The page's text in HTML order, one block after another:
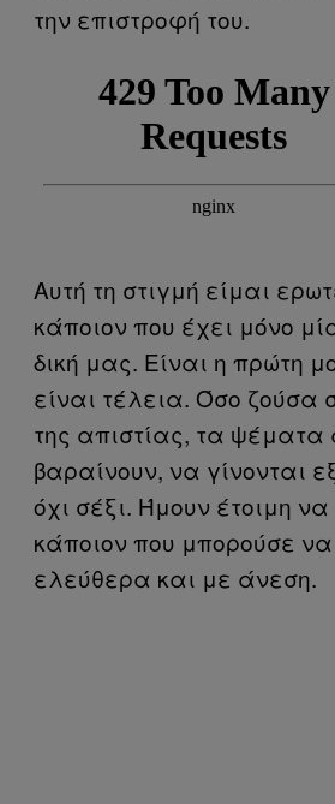
την επιστροφή του.
Αυτή τη στιγμή είμαι
κάποιον που έχει μόνο
δική μας. Είναι η πρώτη
είναι τέλεια. Όσο ζούσα
της απιστίας, τα
βαραίνουν, να γίνονται
όχι σέξι. Ήμουν έτοιμη
κάποιον που μπορούσε
ελεύθερα και με άνεση.